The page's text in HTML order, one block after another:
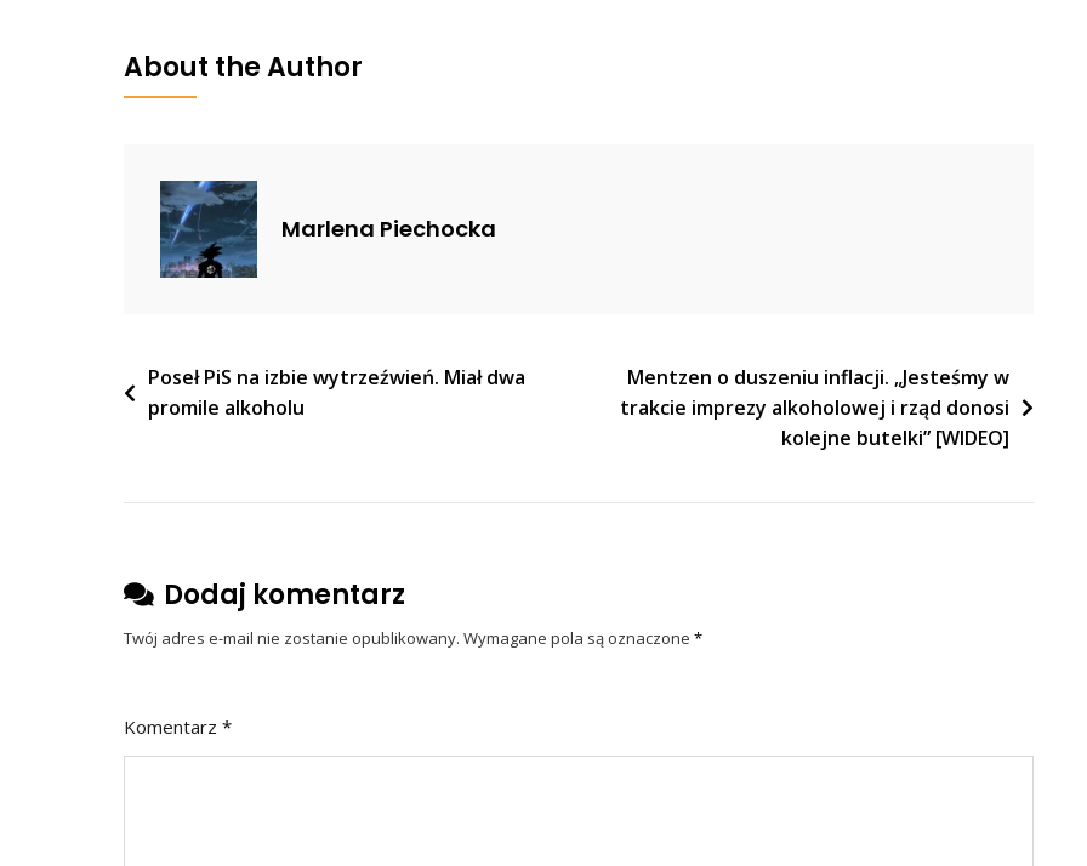
Awaria
About the Author
Marlena Piechocka
Nawigacja
wpisu
Poseł PiS na izbie wytrzeźwień. Miał dwa
promile alkoholu
Mentzen o duszeniu inflacji. „Jesteśmy w
trakcie imprezy alkoholowej i rząd donosi
kolejne butelki” [WIDEO]
Dodaj komentarz
Twój adres e-mail nie zostanie opublikowany. Wymagane pola są oznaczone *
Komentarz *